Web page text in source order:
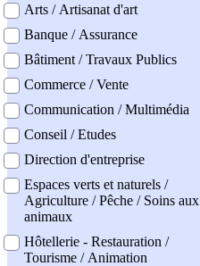
Arts / Artisanat d'art
Banque / Assurance
Bâtiment / Travaux Publics
Commerce / Vente
Communication / Multimédia
Conseil / Etudes
Direction d'entreprise
Espaces verts et naturels /
Agriculture / Pêche / Soins aux
animaux
Hôtellerie - Restauration /
Tourisme / Animation